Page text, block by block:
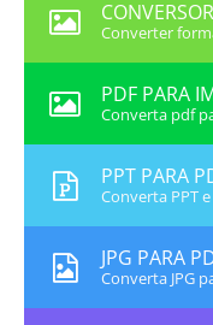
Converter
PDF PARA
Converta pdf
PPT PARA
Converta PPT
JPG PARA
Converta JPG